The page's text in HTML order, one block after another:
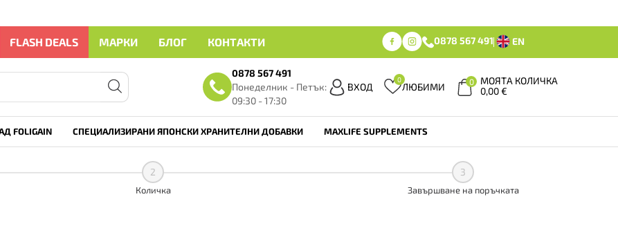
FLASH DEALS МАРКИ БЛОГ КОНТАКТИ 0878 567 491 EN
0878 567 491
Понеделник - Петък:
09:30 - 17:30
ВХОД
0
ЛЮБИМИ 0
МОЯТА КОЛИЧКА
0,00€
FOLIGAIN СПЕЦИАЛИЗИРАНИ ЯПОНСКИ ХРАНИТЕЛНИ ДОБАВКИ MAXLIFE SUPPLEMENTS
2
Количка
3
Завършване на поръчката